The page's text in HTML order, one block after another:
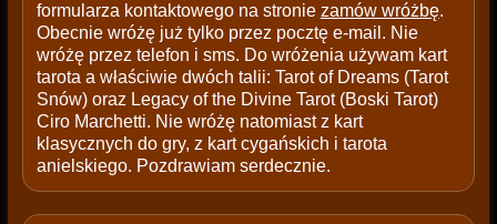
formularza kontaktowego na stronie zamów wróżbę.
Obecnie wróżę już tylko przez pocztę e-mail. Nie
wróżę przez telefon i sms. Do wróżenia używam kart
tarota a właściwie dwóch talii: Tarot of Dreams (Tarot
Snów) oraz Legacy of the Divine Tarot (Boski Tarot)
Ciro Marchetti. Nie wróżę natomiast z kart
klasycznych do gry, z kart cygańskich i tarota
anielskiego. Pozdrawiam serdecznie.